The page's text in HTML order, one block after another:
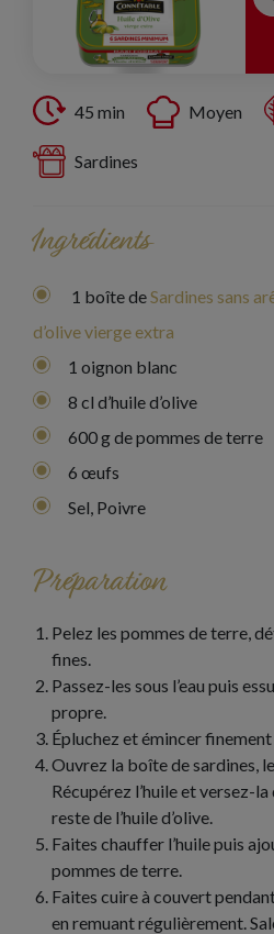
45 min Moyen
Sardines
Ingrédients
1 boîte deSardines sans
d’olive vierge extra
1 oignon blanc
8 cl d’huile d’olive
600 g de pommes de terre
6 œufs
Sel, Poivre
Préparation
Pelez les pommes de terre,
fines.
Passez-les sous l’eau puis
propre.
Épluchez et émincer finement
Ouvrez la boîte de sardines,
Récupérez l’huile et versez-
reste de l’huile d’olive.
Faites chauffer l’huile puis
pommes de terre.
Faites cuire à couvert
en remuant régulièrement.